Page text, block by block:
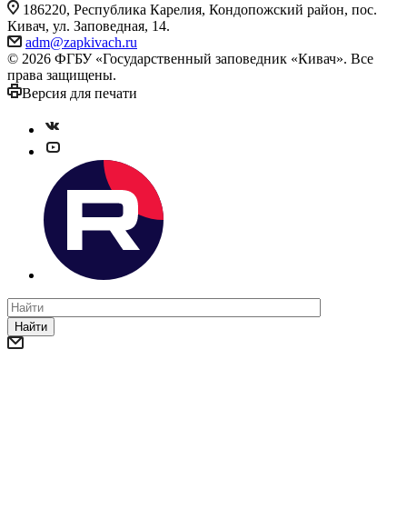
186220, Республика Карелия, Кондопожский район, пос.
Кивач, ул. Заповедная, 14.
adm@zapkivach.ru
© 2026 ФГБУ «Государственный заповедник «Кивач». Все
права защищены.
Версия для печати
Найти